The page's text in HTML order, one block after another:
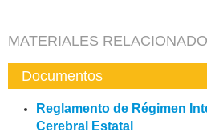
MATERIALES
Documentos
Reglamento de Régimen
Cerebral Estatal